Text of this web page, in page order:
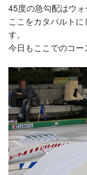
45度の急勾配はウォ
ここをカタパルト
す。
今日もここでのコー